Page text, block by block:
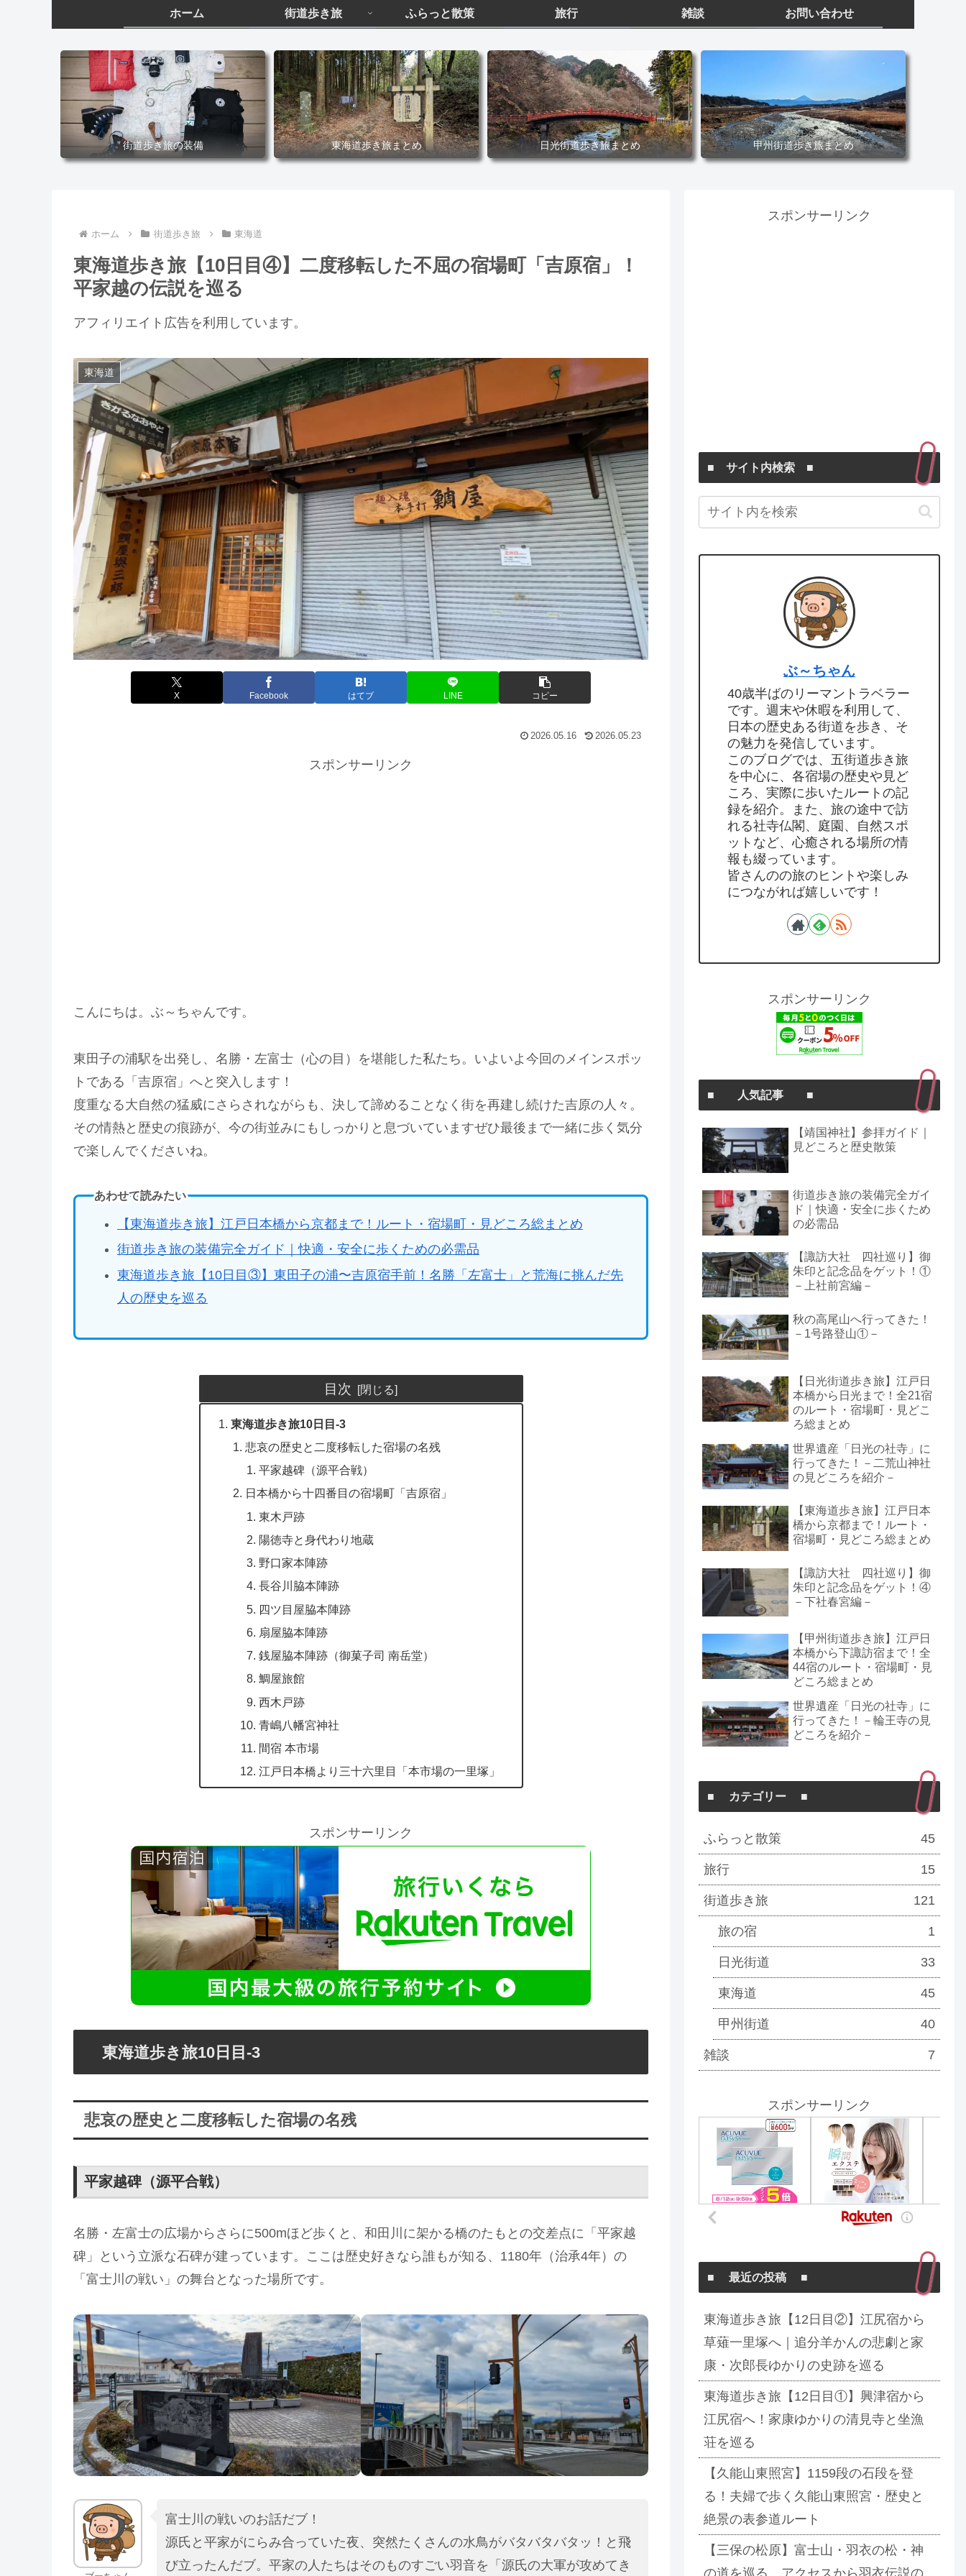
ホーム 街道歩き旅 ふらっと散策 旅行 雑談 お問い合わせ
街道歩き旅の装備 東海道歩き旅まとめ 日光街道歩き旅まとめ 甲州街道歩き旅まとめ
ホーム 街道歩き旅 東海道
東海道歩き旅【10日目④】二度移転した不屈の宿場町「吉原宿」！
平家越の伝説を巡る
アフィリエイト広告を利用しています。
東海道
X Facebook はてブ LINE コピー
2026.05.16 2026.05.23
スポンサーリンク
こんにちは。ぶ～ちゃんです。
東田子の浦駅を出発し、名勝・左富士（心の目）を堪能した私たち。いよいよ今回のメインスポッ
トである「吉原宿」へと突入します！
度重なる大自然の猛威にさらされながらも、決して諦めることなく街を再建し続けた吉原の人々。
その情熱と歴史の痕跡が、今の街並みにもしっかりと息づいていますぜひ最後まで一緒に歩く気分
で楽しんでくださいね。
あわせて読みたい
【東海道歩き旅】江戸日本橋から京都まで！ルート・宿場町・見どころ総まとめ
街道歩き旅の装備完全ガイド｜快適・安全に歩くための必需品
東海道歩き旅【10日目③】東田子の浦〜吉原宿手前！名勝「左富士」と荒海に挑んだ先
人の歴史を巡る
目次
東海道歩き旅10日目-3
悲哀の歴史と二度移転した宿場の名残
平家越碑（源平合戦）
日本橋から十四番目の宿場町「吉原宿」
東木戸跡
陽徳寺と身代わり地蔵
野口家本陣跡
長谷川脇本陣跡
四ツ目屋脇本陣跡
扇屋脇本陣跡
銭屋脇本陣跡（御菓子司 南岳堂）
鯛屋旅館
西木戸跡
青嶋八幡宮神社
間宿 本市場
江戸日本橋より三十六里目「本市場の一里塚」
スポンサーリンク
東海道歩き旅10日目-3
悲哀の歴史と二度移転した宿場の名残
平家越碑（源平合戦）
名勝・左富士の広場からさらに500mほど歩くと、和田川に架かる橋のたもとの交差点に「平家越
碑」という立派な石碑が建っています。ここは歴史好きなら誰もが知る、1180年（治承4年）の
「富士川の戦い」の舞台となった場所です。
富士川の戦いのお話だブ！
源氏と平家がにらみ合っていた夜、突然たくさんの水鳥がバタバタバタッ！と飛
び立ったんだブ。平家の人たちはそのものすごい羽音を「源氏の大軍が攻めてき
スポンサーリンク
■ サイト内検索 ■
ぶ～ちゃん
40歳半ばのリーマントラベラー
です。週末や休暇を利用して、
日本の歴史ある街道を歩き、そ
の魅力を発信しています。
このブログでは、五街道歩き旅
を中心に、各宿場の歴史や見ど
ころ、実際に歩いたルートの記
録を紹介。また、旅の途中で訪
れる社寺仏閣、庭園、自然スポ
ットなど、心癒される場所の情
報も綴っています。
皆さんのの旅のヒントや楽しみ
につながれば嬉しいです！
スポンサーリンク
■ 人気記事 ■
【靖国神社】参拝ガイド｜
見どころと歴史散策
街道歩き旅の装備完全ガイ
ド｜快適・安全に歩くため
の必需品
【諏訪大社 四社巡り】御
朱印と記念品をゲット！①
－上社前宮編－
秋の高尾山へ行ってきた！
－1号路登山①－
【日光街道歩き旅】江戸日
本橋から日光まで！全21宿
のルート・宿場町・見どこ
ろ総まとめ
世界遺産「日光の社寺」に
行ってきた！－二荒山神社
の見どころを紹介－
【東海道歩き旅】江戸日本
橋から京都まで！ルート・
宿場町・見どころ総まとめ
【諏訪大社 四社巡り】御
朱印と記念品をゲット！④
－下社春宮編－
【甲州街道歩き旅】江戸日
本橋から下諏訪宿まで！全
44宿のルート・宿場町・見
どころ総まとめ
世界遺産「日光の社寺」に
行ってきた！－輪王寺の見
どころを紹介－
■ カテゴリー ■
ふらっと散策 45
旅行 15
街道歩き旅 121
旅の宿 1
日光街道 33
東海道 45
甲州街道 40
雑談 7
スポンサーリンク
■ 最近の投稿 ■
東海道歩き旅【12日目②】江尻宿から
草薙一里塚へ｜追分羊かんの悲劇と家
康・次郎長ゆかりの史跡を巡る
東海道歩き旅【12日目①】興津宿から
江尻宿へ！家康ゆかりの清見寺と坐漁
荘を巡る
【久能山東照宮】1159段の石段を登
る！夫婦で歩く久能山東照宮・歴史と
絶景の表参道ルート
【三保の松原】富士山・羽衣の松・神